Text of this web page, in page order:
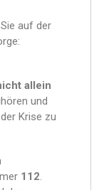
auf der
allein
und
Krise zu
112.